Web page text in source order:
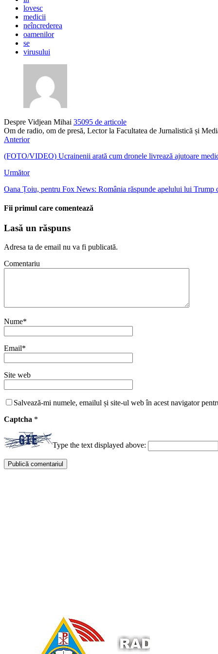
lovesc
medicii
neîncrederea
oamenilor
se
virusului
Despre Vidjean Mihai 35095 de articole
Om de radio, om de presă, Lector la Facultatea de Jurnalistică și
Anterior
(FOTO/VIDEO) Ucrainenii arată cum dronele livrează ajutoare
Următor
Oana Țoiu, pentru Fox News: România răspunde apelului lui Trump
Fii primul care comentează
Lasă un răspuns
Adresa ta de email nu va fi publicată.
Comentariu
Nume*
Email*
Site web
Salvează-mi numele, emailul și site-ul web în acest navigator
Captcha *
Type the text displayed above: